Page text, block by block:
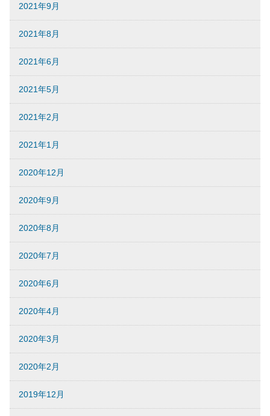
2021年9月
2021年8月
2021年6月
2021年5月
2021年2月
2021年1月
2020年12月
2020年9月
2020年8月
2020年7月
2020年6月
2020年4月
2020年3月
2020年2月
2019年12月